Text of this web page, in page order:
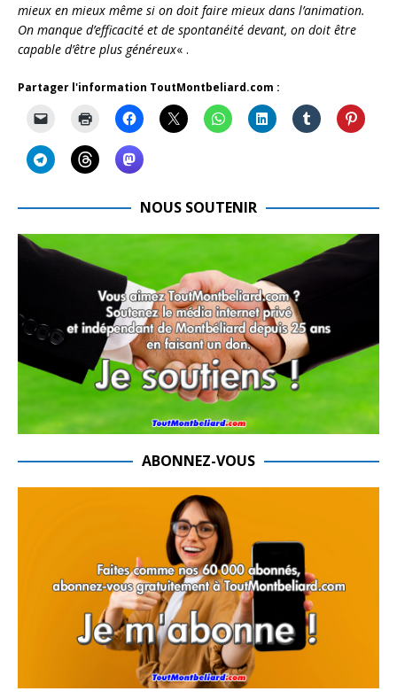
mieux en mieux même si on doit faire mieux dans l’animation.
On manque d’efficacité et de spontanéité devant, on doit être
capable d’être plus généreux« .
Partager l'information ToutMontbeliard.com :
NOUS SOUTENIR
ABONNEZ-VOUS